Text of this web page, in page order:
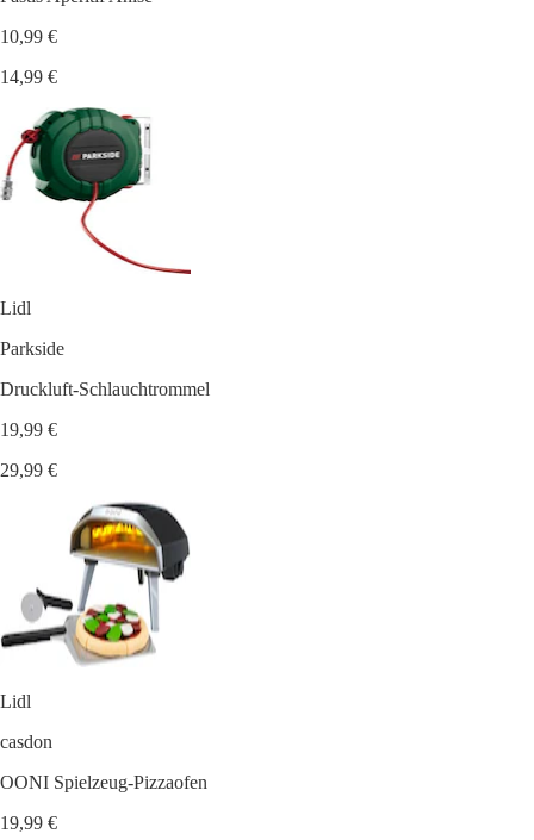
10,99 €
14,99 €
Lidl
Parkside
Druckluft-Schlauchtrommel
19,99 €
29,99 €
Lidl
casdon
OONI Spielzeug-Pizzaofen
19,99 €